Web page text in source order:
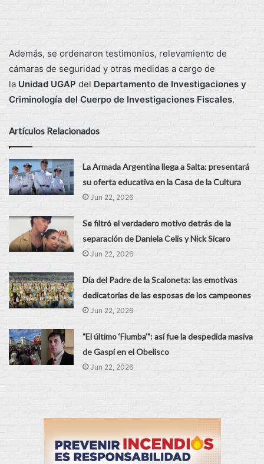
Además, se ordenaron testimonios, relevamiento de
cámaras de seguridad y otras medidas a cargo de
la Unidad UGAP del Departamento de Investigaciones y
Criminología del Cuerpo de Investigaciones Fiscales.
Artículos Relacionados
La Armada Argentina llega a Salta: presentará
su oferta educativa en la Casa de la Cultura
Jun 22, 2026
Se filtró el verdadero motivo detrás de la
separación de Daniela Celis y Nick Sicaro
Jun 22, 2026
Día del Padre de la Scaloneta: las emotivas
dedicatorias de las esposas de los campeones
Jun 22, 2026
"El último ‘Fiumba'": así fue la despedida masiva
de Gaspi en el Obelisco
Jun 22, 2026